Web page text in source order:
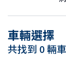
車輛選擇
共找到 0 輛車